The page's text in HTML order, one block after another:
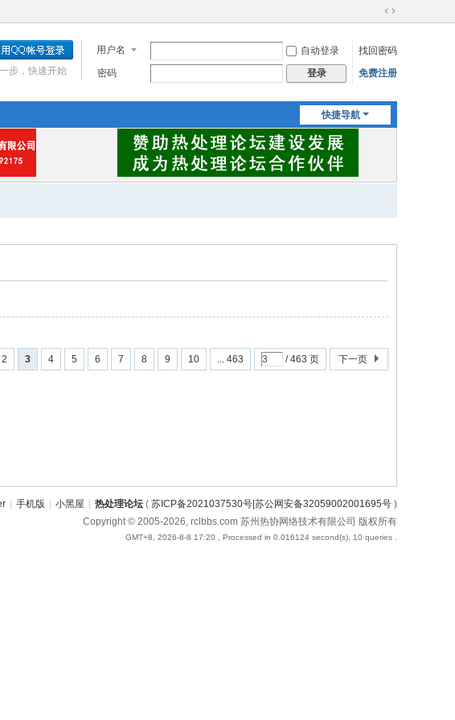
切
到
宽
用户名 自动登录
找回密码
密码
登录 免费注册
步，快速开始
快捷导航
2 3 4 5 6 7 8 9 10 ... 463 / 463 页 下一页
| 手机版 | 小黑屋 | 热处理论坛 ( 苏ICP备2021037530号|苏公网安备32059002001695号 )
Copyright © 2005-2026, rclbbs.com 苏州热协网络技术有限公司 版权所有
GMT+8, 2026-8-8 17:20 , Processed in 0.016124 second(s), 10 queries .